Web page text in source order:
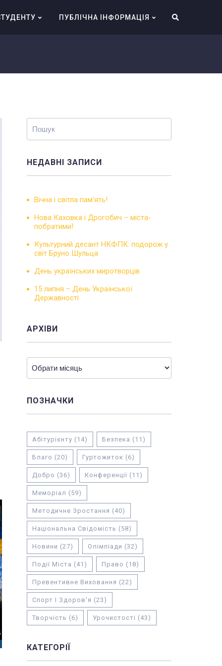
ПУБЛІЧНА ІНФОРМАЦІЯ
НЕДАВНІ ЗАПИСИ
Вічна і світла пам’ять!
Нова Каховка і Дрогобич – міста-
побратими!
Культурний десант НКФПК: подорож у
світ Бруно Шульца
День українських миротворців
15 липня – День Української
Державності
АРХІВИ
Архіви
ПОЗНАЧКИ
Абітурієнту (14) Безпека (11)
Благо (20) Гуртожиток (6)
Добро (36) Конференції (11)
Меморіал (59)
Методичне Зростання (40)
Національна Свідомість (58)
Новини (27) Олімпіади (32)
Події Міста (41) Право (18)
Превентивне Виховання (22)
Спорт І Здоров'я (23)
Творчість (6) Урочистості (43)
КАТЕГОРІЇ